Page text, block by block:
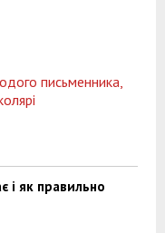
письменника,
і як правильно